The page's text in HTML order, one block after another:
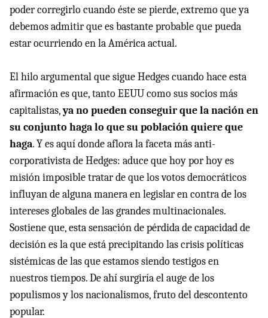
poder corregirlo cuando éste se pierde, extremo que ya
debemos admitir que es bastante probable que pueda
estar ocurriendo en la América actual.
El hilo argumental que sigue Hedges cuando hace esta
afirmación es que, tanto EEUU como sus socios más
capitalistas,ya no pueden conseguir que la nación en
su conjunto haga lo que su población quiere que
haga. Y es aquí donde aflora la faceta más anti-
corporativista de Hedges: aduce que hoy por hoy es
misión imposible tratar de que los votos democráticos
influyan de alguna manera en legislar en contra de los
intereses globales de las grandes multinacionales.
Sostiene que, esta sensación de pérdida de capacidad de
decisión es la que está precipitando las crisis políticas
sistémicas de las que estamos siendo testigos en
nuestros tiempos. De ahí surgiría el auge de los
populismos y los nacionalismos, fruto del descontento
popular.